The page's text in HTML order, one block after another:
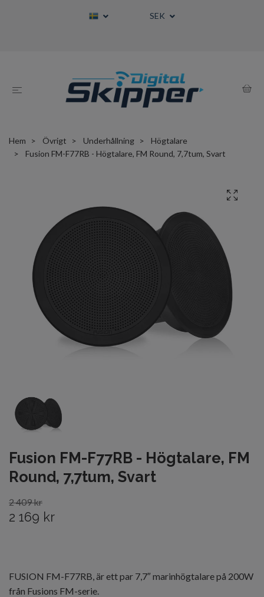
SEK
Hem Övrigt Underhållning
Högtalare
Fusion FM-F77RB - Högtalare, FM Round, 7,7tum, Svart
Fusion FM-F77RB - Högtalare, FM
Round, 7,7tum, Svart
2 409 kr
2 169 kr
FUSION FM-F77RB, är ett par 7,7″ marinhögtalare på 200W
från Fusions FM-serie.